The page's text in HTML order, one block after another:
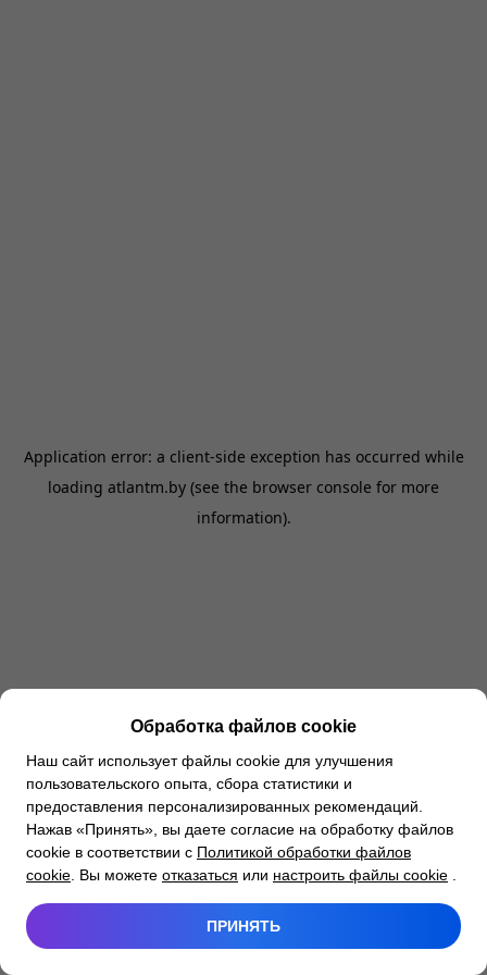
Application error: a client-side exception has occurred while
loading atlantm.by (see the browser console for more
information).
Обработка файлов cookie
Наш сайт использует файлы cookie для улучшения
пользовательского опыта, сбора статистики и
предоставления персонализированных рекомендаций.
Нажав «Принять», вы даете согласие на обработку файлов
cookie в соответствии с Политикой обработки файлов
cookie . Вы можете отказаться или настроить файлы cookie
ПРИНЯТЬ